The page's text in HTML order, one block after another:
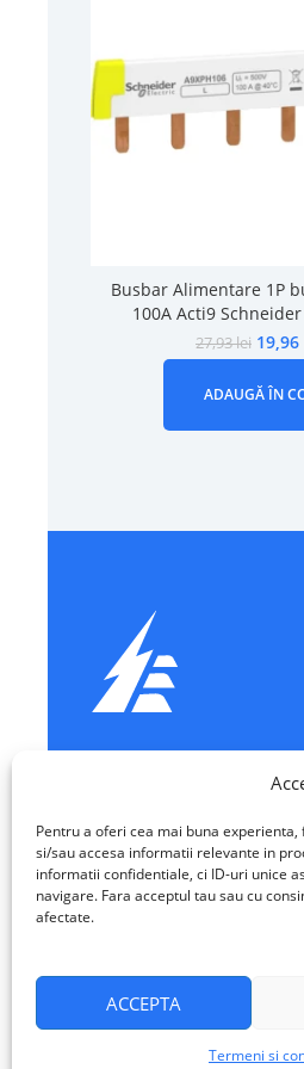
Pentru a oferi cea mai buna
si/sau accesa informatii relevante in
informatii confidentiale, ci ID-uri unice
navigare. Fara acceptul tau sau cu
afectate.
ACCEPTA
Termeni si
Busbar Alimentare 1P
100A Acti9 Schneider
27,93lei 19,96
ADAUGĂ ÎN
Echipamente
VALM